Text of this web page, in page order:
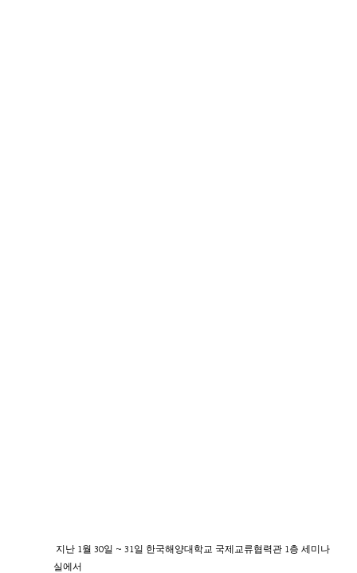
실에서